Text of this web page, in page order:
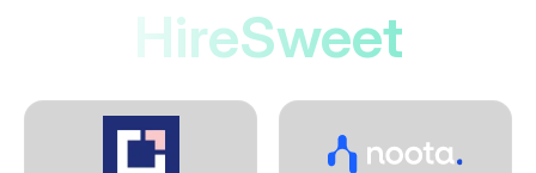
HireSweet